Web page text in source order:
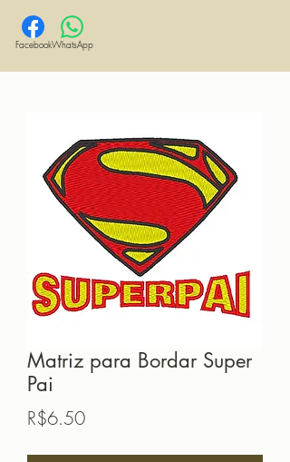
FacebookWhatsApp
Matriz para Bordar Super
Pai
R$6.50価